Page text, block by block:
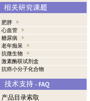
肥胖
心血管
糖尿病
老年痴呆
抗微生物
激素酶联试剂盒
抗癌小分子化合物
产品目录索取